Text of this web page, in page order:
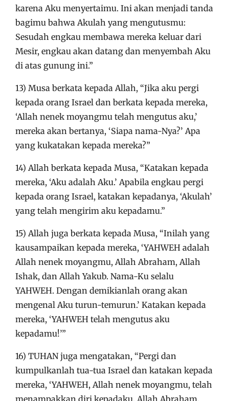
karena Aku menyertaimu. Ini akan menjadi tanda
bagimu bahwa Akulah yang mengutusmu:
Sesudah engkau membawa mereka keluar dari
Mesir, engkau akan datang dan menyembah Aku
di atas gunung ini.”
13) Musa berkata kepada Allah, “Jika aku pergi
kepada orang Israel dan berkata kepada mereka,
‘Allah nenek moyangmu telah mengutus aku,’
mereka akan bertanya, ‘Siapa nama-Nya?’ Apa
yang kukatakan kepada mereka?”
14) Allah berkata kepada Musa, “Katakan kepada
mereka, ‘Aku adalah Aku.’ Apabila engkau pergi
kepada orang Israel, katakan kepadanya, ‘Akulah’
yang telah mengirim aku kepadamu.”
15) Allah juga berkata kepada Musa, “Inilah yang
kausampaikan kepada mereka, ‘YAHWEH adalah
Allah nenek moyangmu, Allah Abraham, Allah
Ishak, dan Allah Yakub. Nama-Ku selalu
YAHWEH. Dengan demikianlah orang akan
mengenal Aku turun-temurun.’ Katakan kepada
mereka, ‘YAHWEH telah mengutus aku
kepadamu!’”
16) TUHAN juga mengatakan, “Pergi dan
kumpulkanlah tua-tua Israel dan katakan kepada
mereka, ‘YAHWEH, Allah nenek moyangmu, telah